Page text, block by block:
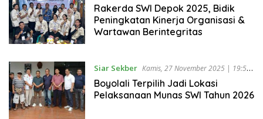
WIB
Rakerda SWI Depok 2025, Bidik
Peningkatan Kinerja Organisasi &
Wartawan Berintegritas
Siar Sekber Kamis, 27 November 2025 | 19:55
WIB
Boyolali Terpilih Jadi Lokasi
Pelaksanaan Munas SWI Tahun 2026